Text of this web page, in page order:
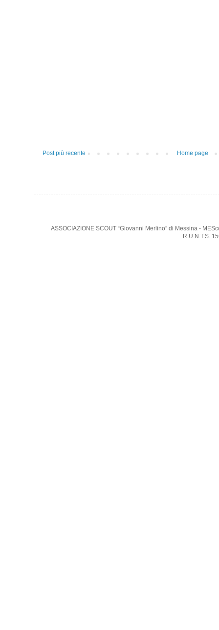
Post più recente Home page
ASSOCIAZIONE SCOUT “Giovanni Merlino” di Messina -
R.U.N.T.S.